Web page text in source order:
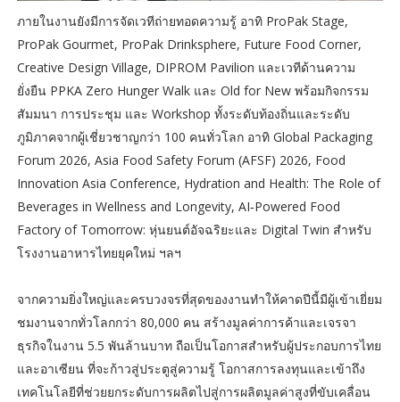
ภายในงานยังมีการจัดเวทีถ่ายทอดความรู้ อาทิ ProPak Stage,
ProPak Gourmet, ProPak Drinksphere, Future Food Corner,
Creative Design Village, DIPROM Pavilion และเวทีด้านความ
ยั่งยืน PPKA Zero Hunger Walk และ Old for New พร้อมกิจกรรม
สัมมนา การประชุม และ Workshop ทั้งระดับท้องถิ่นและระดับ
ภูมิภาคจากผู้เชี่ยวชาญกว่า 100 คนทั่วโลก อาทิ Global Packaging
Forum 2026, Asia Food Safety Forum (AFSF) 2026, Food
Innovation Asia Conference, Hydration and Health: The Role of
Beverages in Wellness and Longevity, AI‑Powered Food
Factory of Tomorrow: หุ่นยนต์อัจฉริยะและ Digital Twin สำหรับ
โรงงานอาหารไทยยุคใหม่ ฯลฯ
จากความยิ่งใหญ่และครบวงจรที่สุดของงานทำให้คาดปีนี้มีผู้เข้าเยี่ยม
ชมงานจากทั่วโลกกว่า 80,000 คน สร้างมูลค่าการค้าและเจรจา
ธุรกิจในงาน 5.5 พันล้านบาท ถือเป็นโอกาสสำหรับผู้ประกอบการไทย
และอาเซียน ที่จะก้าวสู่ประตูสู่ความรู้ โอกาสการลงทุนและเข้าถึง
เทคโนโลยีที่ช่วยยกระดับการผลิตไปสู่การผลิตมูลค่าสูงที่ขับเคลื่อน